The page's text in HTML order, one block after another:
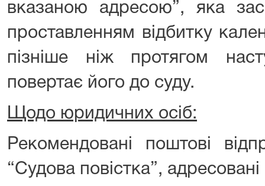
вказаною адресою”, яка
проставленням відбитку
пізніше ніж протягом
повертає його до суду.
Щодо юридичних осіб:
Рекомендовані поштові
“Судова повістка”,